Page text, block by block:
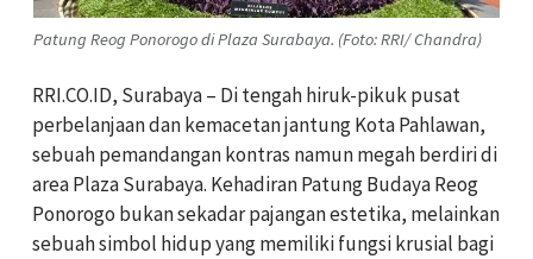
Patung Reog Ponorogo di Plaza Surabaya. (Foto: RRI/ Chandra)
RRI.CO.ID, Surabaya – Di tengah hiruk-pikuk pusat
perbelanjaan dan kemacetan jantung Kota Pahlawan,
sebuah pemandangan kontras namun megah berdiri di
area Plaza Surabaya. Kehadiran Patung Budaya Reog
Ponorogo bukan sekadar pajangan estetika, melainkan
sebuah simbol hidup yang memiliki fungsi krusial bagi